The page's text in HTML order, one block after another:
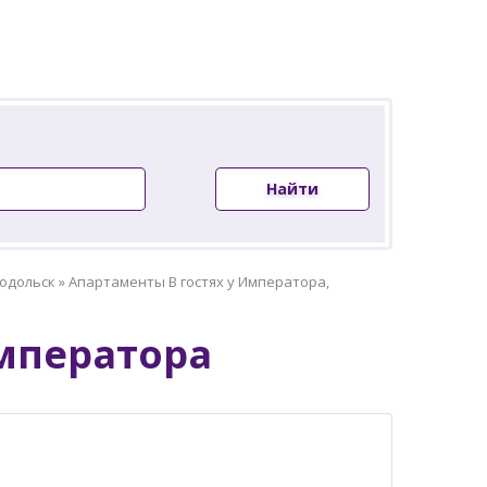
Найти
»Апартаменты В гостях у Императора,